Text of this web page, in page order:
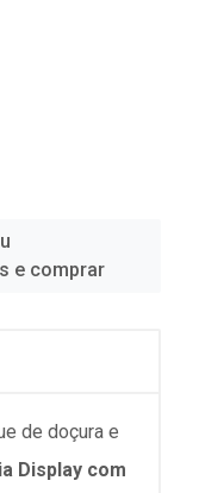
e comprar
de doçura e
Display com